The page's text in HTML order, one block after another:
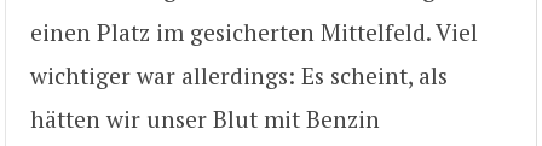
einen Platz im gesicherten Mittelfeld. Viel
wichtiger war allerdings: Es scheint, als
hätten wir unser Blut mit Benzin